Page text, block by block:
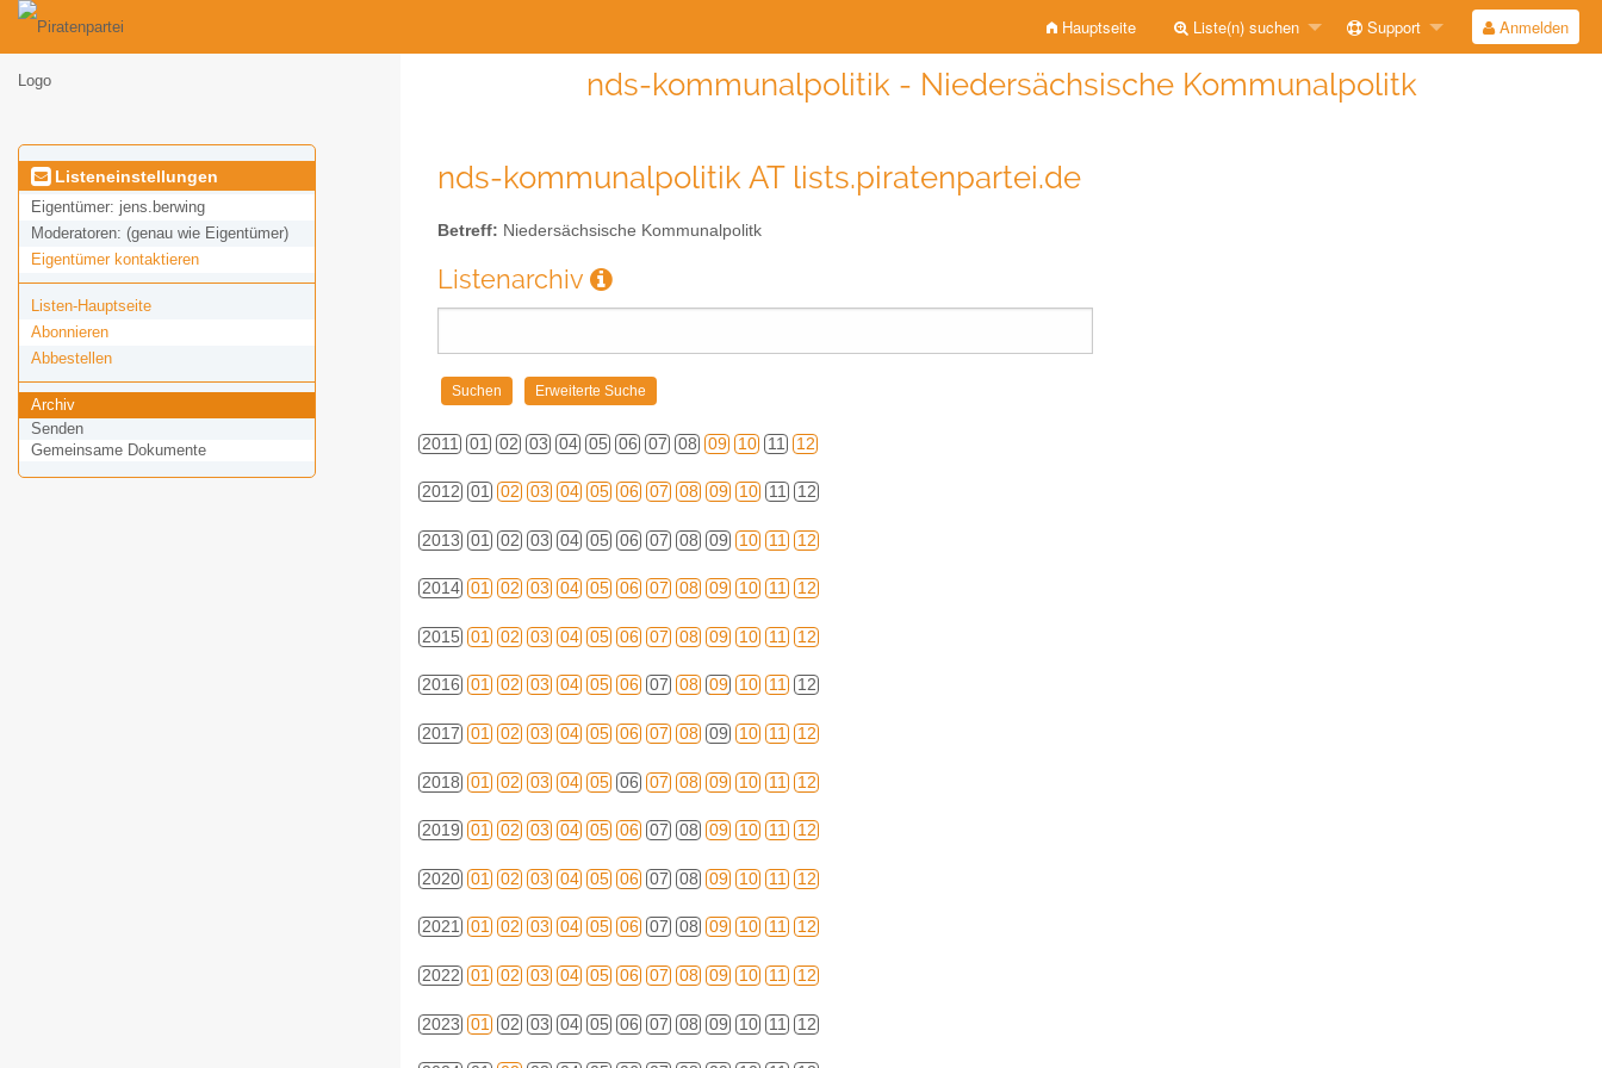
Hauptseite Liste(n) suchen Support Anmelden
nds-kommunalpolitik - Niedersächsische Kommunalpolitk
Listeneinstellungen
Eigentümer: jens.berwing
Moderatoren: (genau wie Eigentümer)
Eigentümer kontaktieren
Listen-Hauptseite
Abonnieren
Abbestellen
Archiv
Senden
Gemeinsame Dokumente
nds-kommunalpolitik AT lists.piratenpartei.de
Betreff: Niedersächsische Kommunalpolitk
Listenarchiv
2011 01 02 03 04 05 06 07 08 09 10 11 12
2012 01 02 03 04 05 06 07 08 09 10 11 12
2013 01 02 03 04 05 06 07 08 09 10 11 12
2014 01 02 03 04 05 06 07 08 09 10 11 12
2015 01 02 03 04 05 06 07 08 09 10 11 12
2016 01 02 03 04 05 06 07 08 09 10 11 12
2017 01 02 03 04 05 06 07 08 09 10 11 12
2018 01 02 03 04 05 06 07 08 09 10 11 12
2019 01 02 03 04 05 06 07 08 09 10 11 12
2020 01 02 03 04 05 06 07 08 09 10 11 12
2021 01 02 03 04 05 06 07 08 09 10 11 12
2022 01 02 03 04 05 06 07 08 09 10 11 12
2023 01 02 03 04 05 06 07 08 09 10 11 12